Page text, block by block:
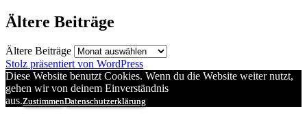
Ältere Beiträge
Ältere Beiträge
Stolz präsentiert von WordPress
Diese Website benutzt Cookies. Wenn du die Website weiter nutzt,
gehen wir von deinem Einverständnis
aus.ZustimmenDatenschutzerklärung